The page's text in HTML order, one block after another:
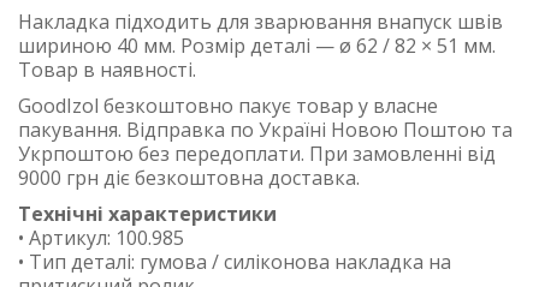
Накладка підходить для зварювання внапуск швів
шириною 40 мм. Розмір деталі — ø 62 / 82 × 51 мм.
Товар в наявності.
GoodIzol безкоштовно пакує товар у власне
пакування. Відправка по Україні Новою Поштою та
Укрпоштою без передоплати. При замовленні від
9000 грн діє безкоштовна доставка.
Технічні характеристики
• Артикул: 100.985
• Тип деталі: гумова / силіконова накладка на